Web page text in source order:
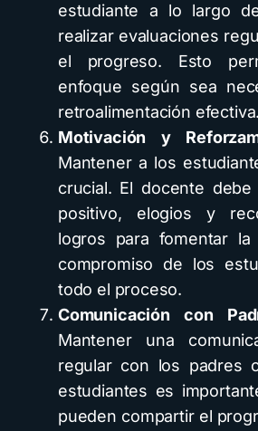
estudiante a lo largo
realizar evaluaciones
el progreso. Esto
enfoque según sea
retroalimentación efectiva.
Motivación y
Mantener a los
crucial. El docente
positivo, elogios y
logros para fomentar
compromiso de los
todo el proceso.
Comunicación con
Mantener una
regular con los padres
estudiantes es
pueden compartir el